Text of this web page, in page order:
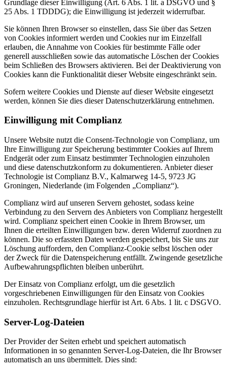
Grundlage dieser Einwilligung (Art. 6 Abs. 1 lit. a DSGVO und §
25 Abs. 1 TDDDG); die Einwilligung ist jederzeit widerrufbar.
Sie können Ihren Browser so einstellen, dass Sie über das Setzen
von Cookies informiert werden und Cookies nur im Einzelfall
erlauben, die Annahme von Cookies für bestimmte Fälle oder
generell ausschließen sowie das automatische Löschen der Cookies
beim Schließen des Browsers aktivieren. Bei der Deaktivierung von
Cookies kann die Funktionalität dieser Website eingeschränkt sein.
Sofern weitere Cookies und Dienste auf dieser Website eingesetzt
werden, können Sie dies dieser Datenschutzerklärung entnehmen.
Einwilligung mit Complianz
Unsere Website nutzt die Consent-Technologie von Complianz, um
Ihre Einwilligung zur Speicherung bestimmter Cookies auf Ihrem
Endgerät oder zum Einsatz bestimmter Technologien einzuholen
und diese datenschutzkonform zu dokumentieren. Anbieter dieser
Technologie ist Complianz B.V., Kalmarweg 14-5, 9723 JG
Groningen, Niederlande (im Folgenden „Complianz“).
Complianz wird auf unseren Servern gehostet, sodass keine
Verbindung zu den Servern des Anbieters von Complianz hergestellt
wird. Complianz speichert einen Cookie in Ihrem Browser, um
Ihnen die erteilten Einwilligungen bzw. deren Widerruf zuordnen zu
können. Die so erfassten Daten werden gespeichert, bis Sie uns zur
Löschung auffordern, den Complianz-Cookie selbst löschen oder
der Zweck für die Datenspeicherung entfällt. Zwingende gesetzliche
Aufbewahrungspflichten bleiben unberührt.
Der Einsatz von Complianz erfolgt, um die gesetzlich
vorgeschriebenen Einwilligungen für den Einsatz von Cookies
einzuholen. Rechtsgrundlage hierfür ist Art. 6 Abs. 1 lit. c DSGVO.
Server-Log-Dateien
Der Provider der Seiten erhebt und speichert automatisch
Informationen in so genannten Server-Log-Dateien, die Ihr Browser
automatisch an uns übermittelt. Dies sind: